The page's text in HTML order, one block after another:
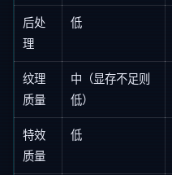
后处
理
低
纹理
质量
中（显存不足则
低）
特效
质量
低